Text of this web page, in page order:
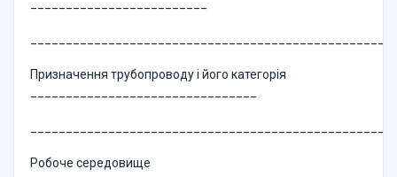
Призначення трубопроводу і його категорія
Робоче середовище